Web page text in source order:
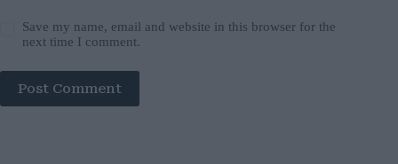
Save my name, email and website in this browser for the
next time I comment.
Post Comment